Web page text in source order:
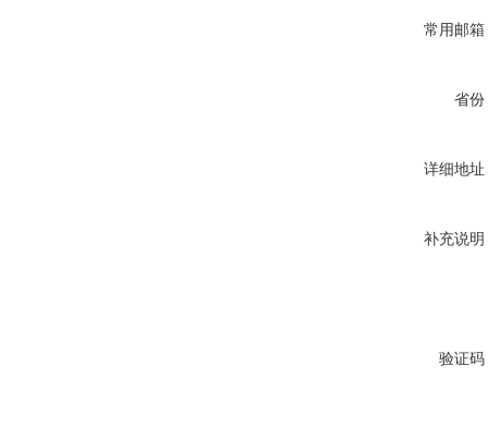
常用邮箱
省份
详细地址
补充说明
验证码